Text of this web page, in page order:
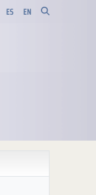
ES EN